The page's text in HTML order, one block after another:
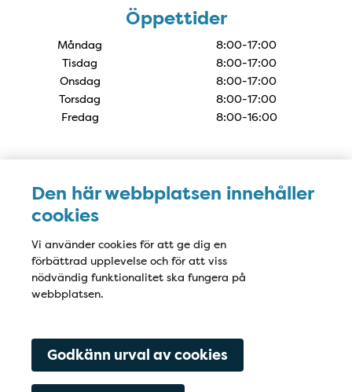
Den här webbplatsen innehåller
cookies
Vi använder cookies för att ge dig en
förbättrad upplevelse och för att viss
nödvändig funktionalitet ska fungera på
webbplatsen.
Godkänn urval av cookies
Öppettider
Måndag
8:00-17:00
Tisdag
8:00-17:00
Onsdag
8:00-17:00
Torsdag
8:00-17:00
Fredag
8:00-16:00
Karta